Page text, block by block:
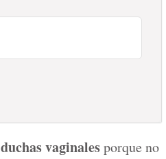
duchas vaginalesporque no